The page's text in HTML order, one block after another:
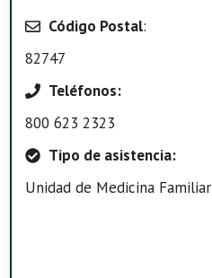
Código Postal:
82747
Teléfonos:
800 623 2323
Tipo de asistencia:
Unidad de Medicina Familiar